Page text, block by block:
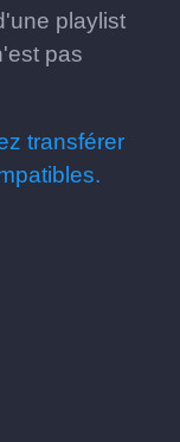
playlist
pas
transférer